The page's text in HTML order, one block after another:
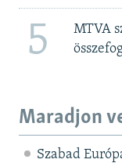
5
MTVA
Maradjon
Szabad